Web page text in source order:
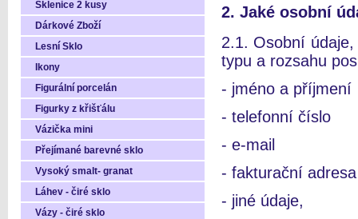
Sklenice 2 kusy
Dárkové Zboží
Lesní Sklo
Ikony
Figurální porcelán
Figurky z křišťálu
Vázička mini
Přejímané barevné sklo
Vysoký smalt- granat
Láhev - čiré sklo
Vázy - čiré sklo
2. Jaké osobní
2.1. Osobní
typu a rozsahu
- jméno a příjmení
- telefonní číslo
- e-mail
- fakturační adresa
- jiné údaje,